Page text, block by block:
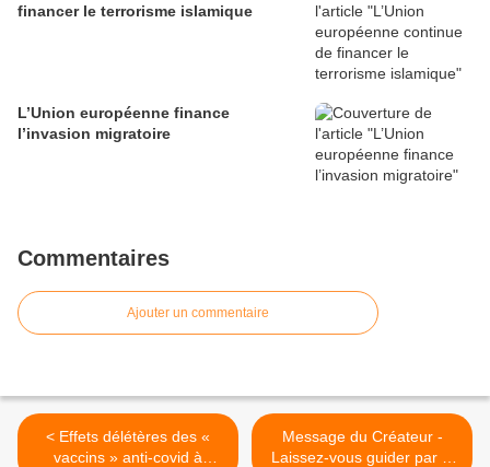
financer le terrorisme islamique
L’Union européenne finance
l’invasion migratoire
Commentaires
Ajouter un commentaire
< Effets délétères des «
vaccins » anti-covid à
Message du Créateur -
Laissez-vous guider par la